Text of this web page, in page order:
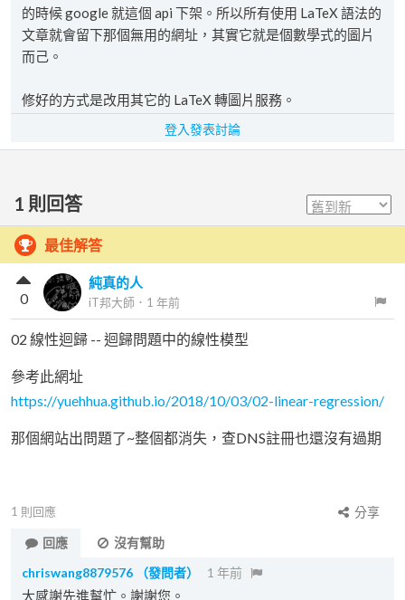
的時候 google 就這個 api 下架。所以所有使用 LaTeX 語法的
文章就會留下那個無用的網址，其實它就是個數學式的圖片
而己。
修好的方式是改用其它的 LaTeX 轉圖片服務。
登入發表討論
1 則回答
最佳解答
純真的人
iT邦大師 ． 1 年前
0
02 線性迴歸 -- 迴歸問題中的線性模型
參考此網址
https://yuehhua.github.io/2018/10/03/02-linear-regression/
那個網站出問題了~整個都消失，查DNS註冊也還沒有過期
1 則回應
分享
回應
沒有幫助
chriswang8879576
（發問者） 1 年前
大感謝先進幫忙。謝謝您。